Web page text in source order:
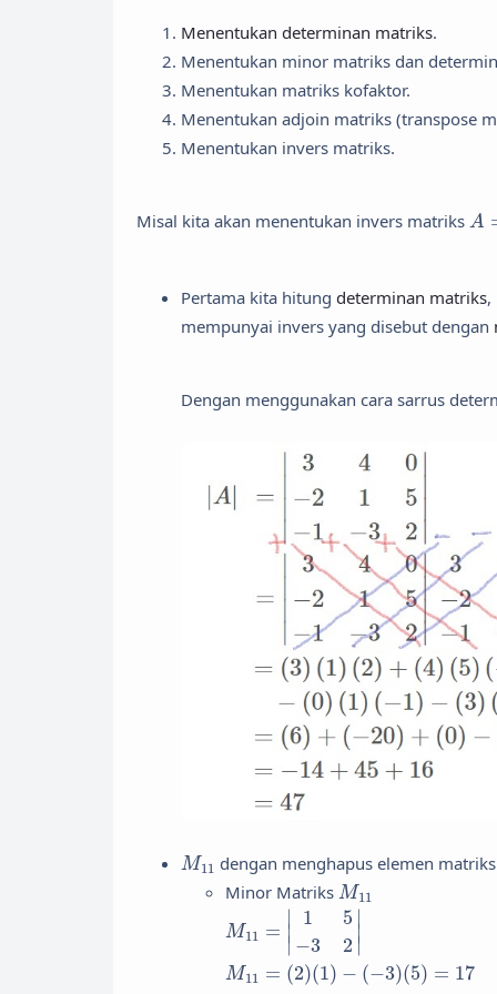
Menentukan determinan matriks.
Menentukan minor matriks dan
Menentukan matriks kofaktor.
Menentukan adjoin matriks (transpose
Menentukan invers matriks.
Misal kita akan menentukan invers matriks A
Pertama kita hitung determinan matriks,
mempunyai invers yang disebut dengan
Dengan menggunakan cara sarrus
M11
M11 dengan menghapus elemen matriks
Minor Matriks M11
M11
M11 = ∣
∣
1
5
−3 2
∣
∣
M11= |15−3 2|
M11 = (2)(1) − (−3)(5) = 17
M11 =( 2)(1)−( 3) )=17